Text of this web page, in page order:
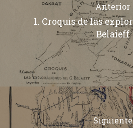
Anterior
1. Croquis de las
Belaieff
Siguiente